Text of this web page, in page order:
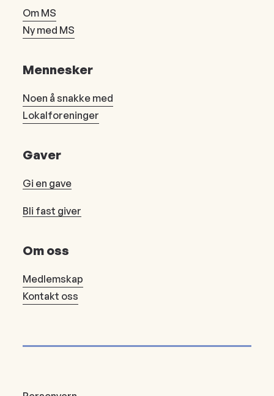
Om MS
Ny med MS
Mennesker
Noen å snakke med
Lokalforeninger
Gaver
Gi en gave
Bli fast giver
Om oss
Medlemskap
Kontakt oss